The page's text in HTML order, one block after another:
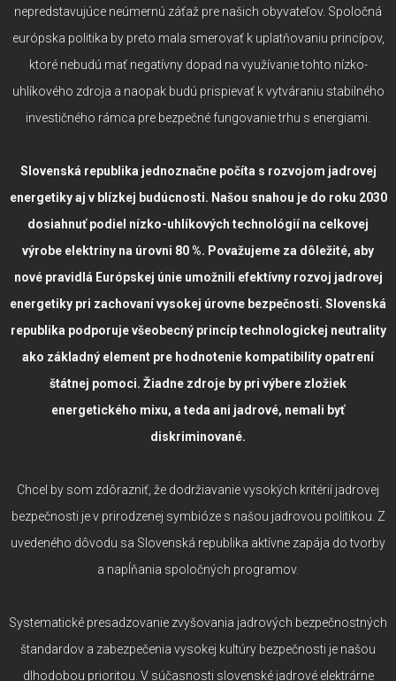
nepredstavujúce neúmernú záťaž pre našich obyvateľov. Spoločná
európska politika by preto mala smerovať k uplatňovaniu princípov,
ktoré nebudú mať negatívny dopad na využívanie tohto nízko-
uhlíkového zdroja a naopak budú prispievať k vytváraniu stabilného
investičného rámca pre bezpečné fungovanie trhu s energiami.
Slovenská republika jednoznačne počíta s rozvojom jadrovej
energetiky aj v blízkej budúcnosti. Našou snahou je do roku 2030
dosiahnuť podiel nízko-uhlíkových technológií na celkovej
výrobe elektriny na úrovni 80 %. Považujeme za dôležité, aby
nové pravidlá Európskej únie umožnili efektívny rozvoj jadrovej
energetiky pri zachovaní vysokej úrovne bezpečnosti. Slovenská
republika podporuje všeobecný princíp technologickej neutrality
ako základný element pre hodnotenie kompatibility opatrení
štátnej pomoci. Žiadne zdroje by pri výbere zložiek
energetického mixu, a teda ani jadrové, nemali byť
diskriminované.
Chcel by som zdôrazniť, že dodržiavanie vysokých kritérií jadrovej
bezpečnosti je v prirodzenej symbióze s našou jadrovou politikou. Z
uvedeného dôvodu sa Slovenská republika aktívne zapája do tvorby
a napĺňania spoločných programov.
Systematické presadzovanie zvyšovania jadrových bezpečnostných
štandardov a zabezpečenia vysokej kultúry bezpečnosti je našou
dlhodobou prioritou. V súčasnosti slovenské jadrové elektrárne